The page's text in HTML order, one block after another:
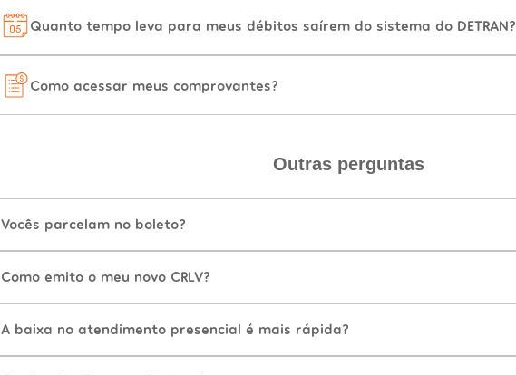
Quanto tempo leva para meus débitos saírem do sistema do DETRAN?
Como acessar meus comprovantes?
Outras perguntas
Vocês parcelam no boleto?
Como emito o meu novo CRLV?
A baixa no atendimento presencial é mais rápida?